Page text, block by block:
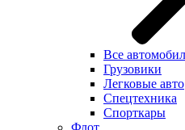
Все
Грузовики
Легковые авто
Спецтехника
Спорткары
Флот